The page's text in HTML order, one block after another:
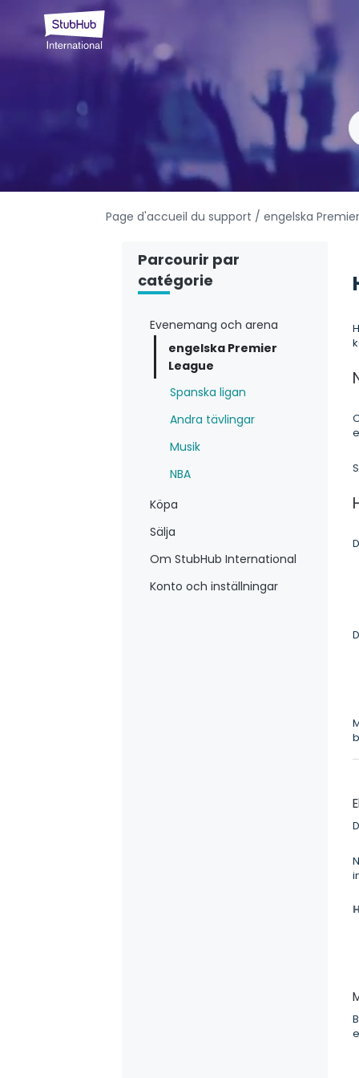
Page d'accueil du support / engelska
Parcourir par
catégorie
Evenemang och arena
engelska Premier
League
Spanska ligan
Andra tävlingar
Musik
NBA
Köpa
Sälja
Om StubHub International
Konto och inställningar